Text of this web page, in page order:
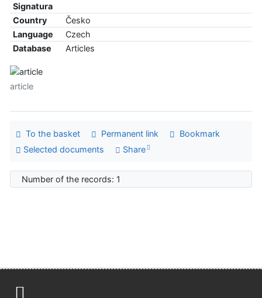
Signatura
Country
Česko
Language
Czech
Database
Articles
article
To the basket Permanent link
Bookmark
Selected documents
Share
Number of the records: 1